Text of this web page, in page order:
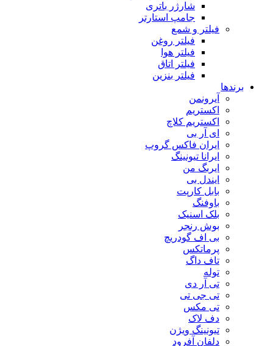
شارژر باتری
جامپ استارتر
فیلتر و شمع
فیلتر روغن
فیلتر هوا
فیلتر اتاق
فیلتر بنزین
برندها
آیرونمن
اکستریم
اکستریم کلاچ
ای آر بی
ایران فاکس گروپ
ایرانا تیونینگ
ایربگ من
ایندل بی
بابل کارپت
باوفنگ
بلک اسنیک
بوش رنجر
بی اف گودریچ
پرماتکس
تاف داگ
توله
تی آر دی
تی جی تی
تی مکس
دف لاک
تیونینگ ویژن
دلفان آفرود